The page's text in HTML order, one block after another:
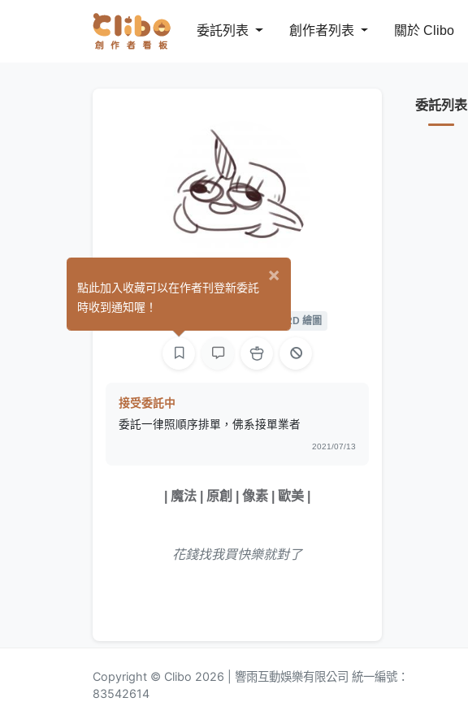
委託列表 創作者列表 關於 Clibo
提比蘇
L2D 繪圖
接受委託中
委託一律照順序排單，佛系接單業者
2021/07/13
| 魔法 | 原創 | 像素 | 歐美 |
花錢找我買快樂就對了
委託列表
Copyright © Clibo 2026 | 響雨互動娛樂有限公司 統一編號：
83542614
×
點此加入收藏可以在作者刊登新委託
時收到通知喔！